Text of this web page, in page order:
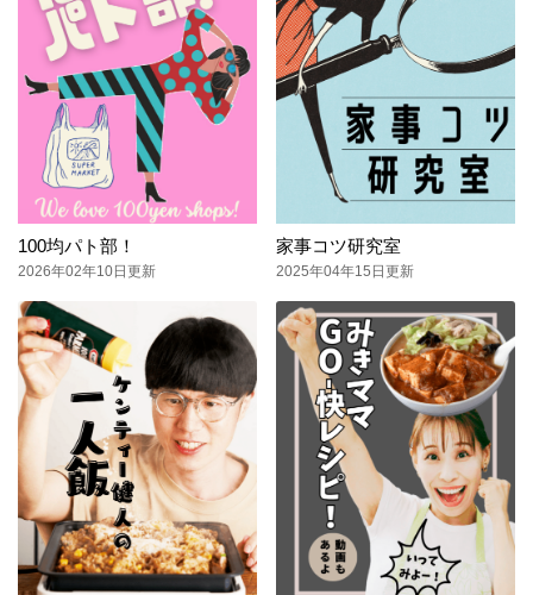
100均パト部！
2026年02年10日更新
家事コツ研究室
2025年04年15日更新